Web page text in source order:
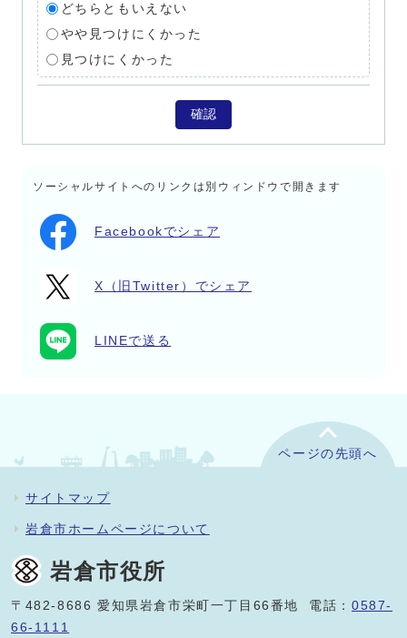
どちらともいえない
やや見つけにくかった
見つけにくかった
確認
ソーシャルサイトへのリンクは別ウィンドウで開きます
Facebookでシェア
X（旧Twitter）でシェア
LINEで送る
ページの先頭へ
サイトマップ
岩倉市ホームページについて
岩倉市役所
〒482-8686 愛知県岩倉市栄町一丁目66番地 電話：0587-
66-1111